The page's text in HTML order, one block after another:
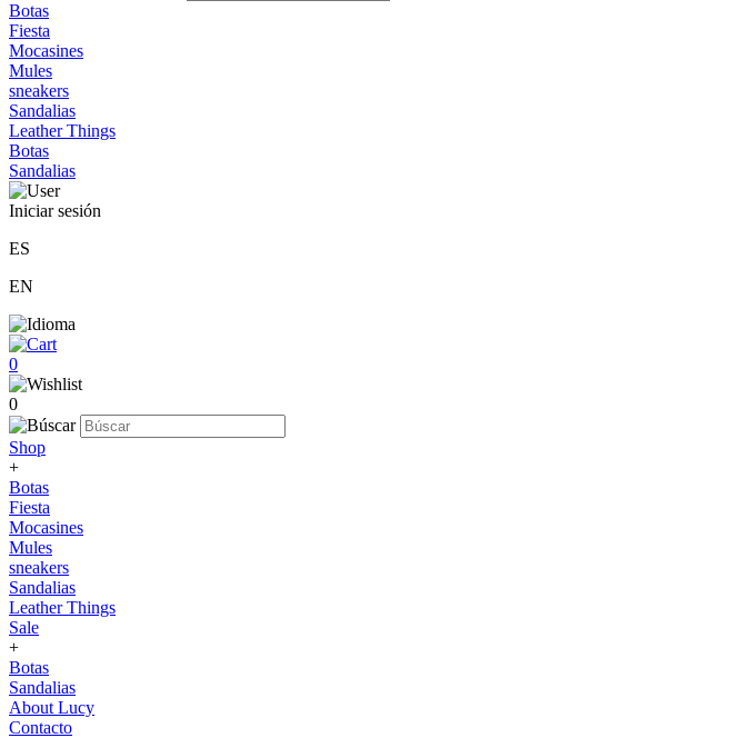
Botas
Fiesta
Mocasines
Mules
sneakers
Sandalias
Leather Things
Botas
Sandalias
Iniciar sesión
ES
EN
0
0
Shop
+
Botas
Fiesta
Mocasines
Mules
sneakers
Sandalias
Leather Things
Sale
+
Botas
Sandalias
About Lucy
Contacto